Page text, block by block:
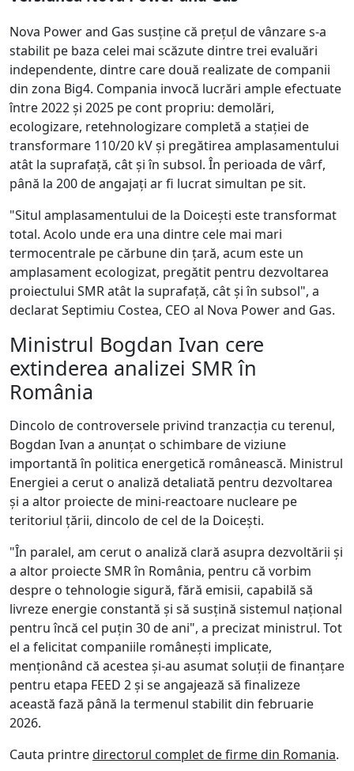
Nova Power and Gas susține că prețul de vânzare s-a
stabilit pe baza celei mai scăzute dintre trei evaluări
independente, dintre care două realizate de companii
din zona Big4. Compania invocă lucrări ample efectuate
între 2022 și 2025 pe cont propriu: demolări,
ecologizare, retehnologizare completă a stației de
transformare 110/20 kV și pregătirea amplasamentului
atât la suprafață, cât și în subsol. În perioada de vârf,
până la 200 de angajați ar fi lucrat simultan pe sit.
"Situl amplasamentului de la Doicești este transformat
total. Acolo unde era una dintre cele mai mari
termocentrale pe cărbune din țară, acum este un
amplasament ecologizat, pregătit pentru dezvoltarea
proiectului SMR atât la suprafață, cât și în subsol", a
declarat Septimiu Costea, CEO al Nova Power and Gas.
Ministrul Bogdan Ivan cere
extinderea analizei SMR în
România
Dincolo de controversele privind tranzacția cu terenul,
Bogdan Ivan a anunțat o schimbare de viziune
importantă în politica energetică românească. Ministrul
Energiei a cerut o analiză detaliată pentru dezvoltarea
și a altor proiecte de mini-reactoare nucleare pe
teritoriul țării, dincolo de cel de la Doicești.
"În paralel, am cerut o analiză clară asupra dezvoltării și
a altor proiecte SMR în România, pentru că vorbim
despre o tehnologie sigură, fără emisii, capabilă să
livreze energie constantă și să susțină sistemul național
pentru încă cel puțin 30 de ani", a precizat ministrul. Tot
el a felicitat companiile românești implicate,
menționând că acestea și-au asumat soluții de finanțare
pentru etapa FEED 2 și se angajează să finalizeze
această fază până la termenul stabilit din februarie
2026.
Cauta printredirectorul complet de firme din Romania.